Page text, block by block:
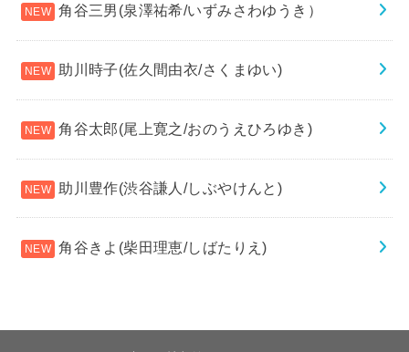
角谷三男(泉澤祐希/いずみさわゆうき）
助川時子(佐久間由衣/さくまゆい)
角谷太郎(尾上寛之/おのうえひろゆき)
助川豊作(渋谷謙人/しぶやけんと)
角谷きよ(柴田理恵/しばたりえ)